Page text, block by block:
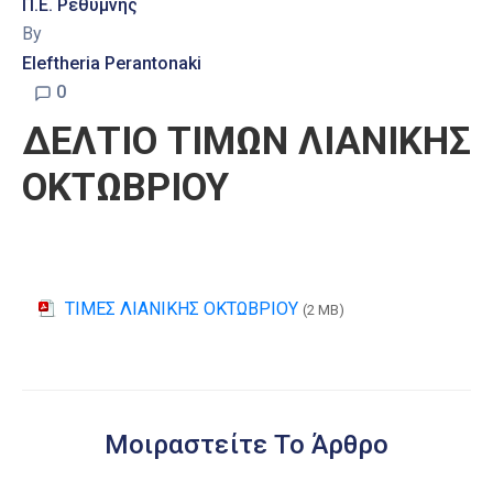
Δράσεις
Ψηφιακές
Υπηρεσίες
Επικοινωνία
Π.Ε. Ρεθύμνης
By
Eleftheria Perantonaki
0
ΔΕΛΤΙΟ ΤΙΜΩΝ ΛΙΑΝΙΚΗΣ
ΟΚΤΩΒΡΙΟΥ
ΤΙΜΕΣ ΛΙΑΝΙΚΗΣ ΟΚΤΩΒΡΙΟΥ (2 MB)
Μοιραστείτε Το Άρθρο